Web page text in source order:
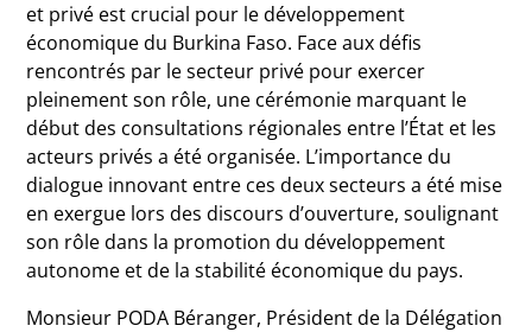
et privé est crucial pour le développement
économique du Burkina Faso. Face aux défis
rencontrés par le secteur privé pour exercer
pleinement son rôle, une cérémonie marquant le
début des consultations régionales entre l’État et les
acteurs privés a été organisée. L’importance du
dialogue innovant entre ces deux secteurs a été mise
en exergue lors des discours d’ouverture, soulignant
son rôle dans la promotion du développement
autonome et de la stabilité économique du pays.
Monsieur PODA Béranger, Président de la Délégation